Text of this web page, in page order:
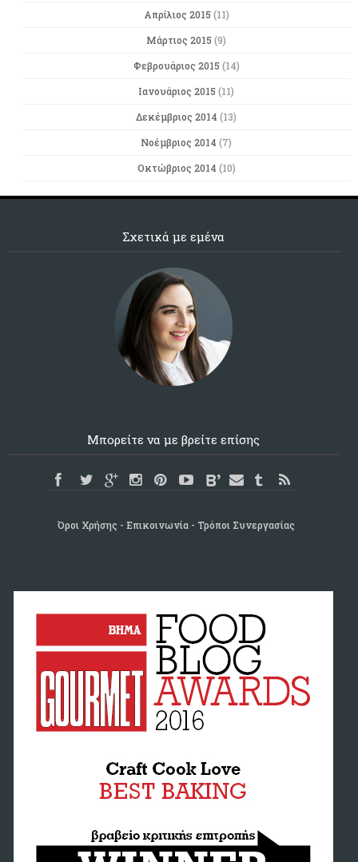
Απρίλιος 2015 (11)
Μάρτιος 2015 (9)
Φεβρουάριος 2015 (14)
Ιανουάριος 2015 (11)
Δεκέμβριος 2014 (13)
Νοέμβριος 2014 (7)
Οκτώβριος 2014 (10)
Σχετικά με εμένα
Μπορείτε να με βρείτε επίσης
Όροι Χρήσης Επικοινωνία Τρόποι Συνεργασίας